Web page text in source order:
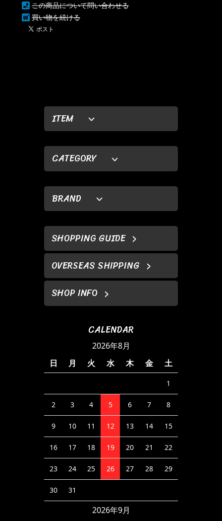
ITEM
CATEGORY
BRAND
SHOPPING GUIDE
OVERSEAS SHIPPING
SHOP INFO
CALENDAR
2026年8月
日
月 火 水 木 金 土
1
2 3 4 5 6 7 8
9 10 11 12 13 14 15
16 17 18 19 20 21 22
23 24 25 26 27 28 29
30 31
2026年9月
この商品について問い合わせる
買い物を続ける